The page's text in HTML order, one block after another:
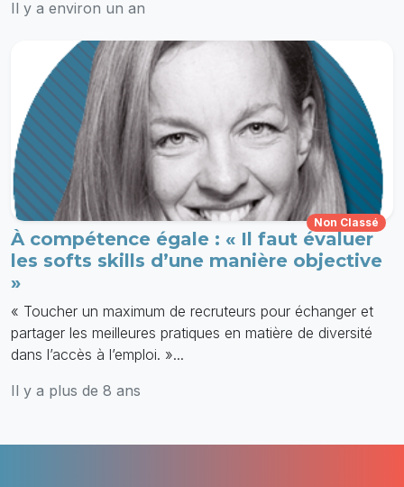
Il y a environ un an
Non Classé
À compétence égale : « Il faut évaluer
les softs skills d’une manière objective
»
« Toucher un maximum de recruteurs pour échanger et
partager les meilleures pratiques en matière de diversité
dans l’accès à l’emploi. »...
Il y a plus de 8 ans